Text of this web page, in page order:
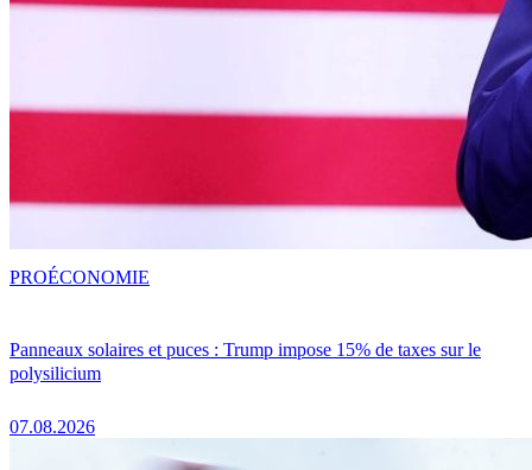
Panneaux solaires et puces : Trump impose 15% de taxes sur le
polysilicium
07.08.2026
PROÉCONOMIE